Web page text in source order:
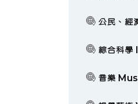
公民、
綜合科
音樂